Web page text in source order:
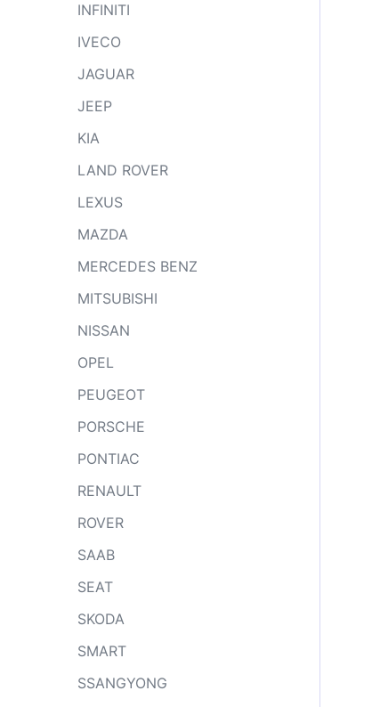
INFINITI
IVECO
JAGUAR
JEEP
KIA
LAND ROVER
LEXUS
MAZDA
MERCEDES BENZ
MITSUBISHI
NISSAN
OPEL
PEUGEOT
PORSCHE
PONTIAC
RENAULT
ROVER
SAAB
SEAT
SKODA
SMART
SSANGYONG